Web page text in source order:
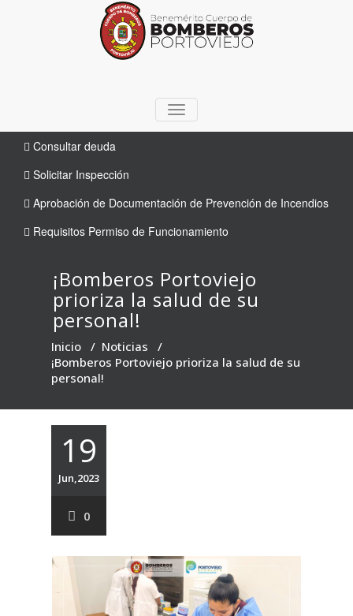
TOGGLE
NAVIGATION
Consultar deuda
Solicitar Inspección
Aprobación de Documentación de Prevención de Incendios
Requisitos Permiso de Funcionamiento
¡Bomberos Portoviejo
prioriza la salud de su
personal!
Inicio / Noticias /
¡Bomberos Portoviejo prioriza la salud de su
personal!
19
Jun,2023
0